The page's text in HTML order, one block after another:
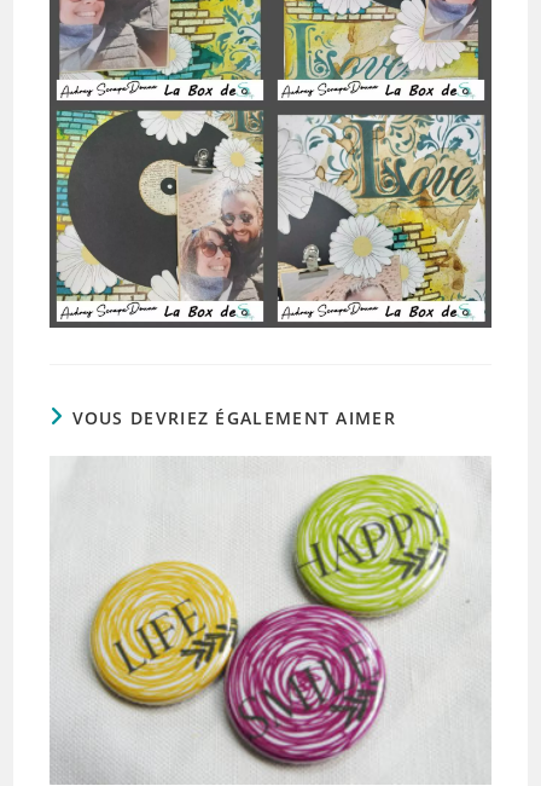
VOUS DEVRIEZ ÉGALEMENT AIMER